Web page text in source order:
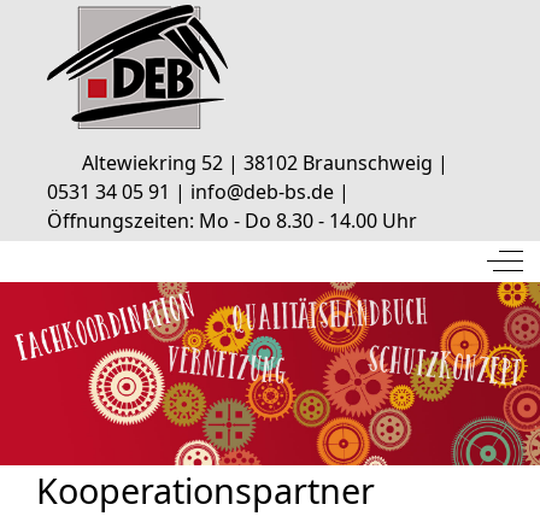
Altewiekring 52 | 38102 Braunschweig |
0531 34 05 91 | info@deb-bs.de |
Öffnungszeiten: Mo - Do 8.30 - 14.00 Uhr
Kooperationspartner